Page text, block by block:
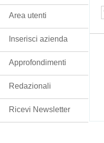
Area utenti
Inserisci azienda
Approfondimenti
Redazionali
Ricevi Newsletter